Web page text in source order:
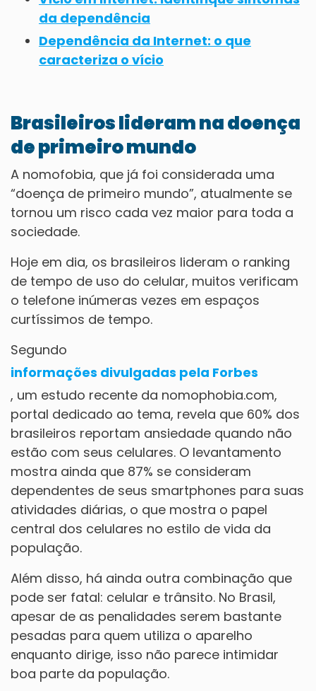
da dependência
Dependência da Internet: o que
caracteriza o vício
Brasileiros lideram na doença
de primeiro mundo
A nomofobia, que já foi considerada uma
“doença de primeiro mundo”, atualmente se
tornou um risco cada vez maior para toda a
sociedade.
Hoje em dia, os brasileiros lideram o ranking
de tempo de uso do celular, muitos verificam
o telefone inúmeras vezes em espaços
curtíssimos de tempo.
Segundo
informações divulgadas pela Forbes
, um estudo recente da nomophobia.com,
portal dedicado ao tema, revela que 60% dos
brasileiros reportam ansiedade quando não
estão com seus celulares. O levantamento
mostra ainda que 87% se consideram
dependentes de seus smartphones para suas
atividades diárias, o que mostra o papel
central dos celulares no estilo de vida da
população.
Além disso, há ainda outra combinação que
pode ser fatal: celular e trânsito. No Brasil,
apesar de as penalidades serem bastante
pesadas para quem utiliza o aparelho
enquanto dirige, isso não parece intimidar
boa parte da população.